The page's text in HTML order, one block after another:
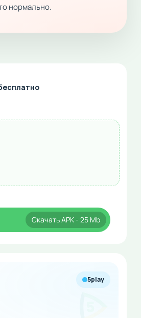
нормально.
СкачатьAPK- 25 Mb
5play